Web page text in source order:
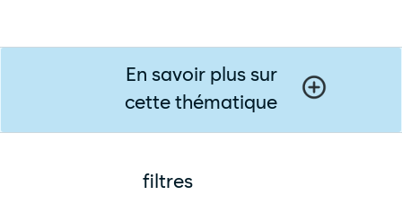
En savoir plus sur
cette thématique
filtres